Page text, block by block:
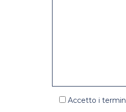
Accetto i